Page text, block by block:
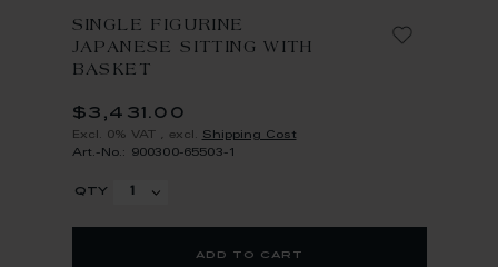
SINGLE FIGURINE
JAPANESE SITTING WITH
BASKET
$3,431.00
Excl. 0% VAT excl. Shipping Cost
Art.-No.: 900300-65503-1
qty
add to cart